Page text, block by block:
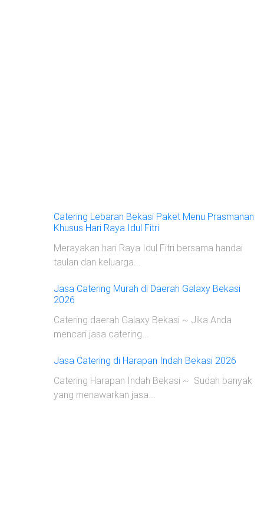
Catering Lebaran Bekasi Paket Menu Prasmanan
Khusus Hari Raya Idul Fitri
Merayakan hari Raya Idul Fitri bersama handai
taulan dan keluarga...
Jasa Catering Murah di Daerah Galaxy Bekasi
2026
Catering daerah Galaxy Bekasi ~ Jika Anda
mencari jasa catering...
Jasa Catering di Harapan Indah Bekasi 2026
Catering Harapan Indah Bekasi ~ Sudah banyak
yang menawarkan jasa...